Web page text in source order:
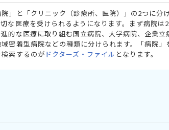
」と「クリニック（診療所、医院）」の2つに分
な医療を受けられるようになります。まず病院
的な医療に取り組む国立病院、大学病院、企業
密着型病院などの種類に分けられます。「病院」
索するのが ドクターズ・ファイル となります。